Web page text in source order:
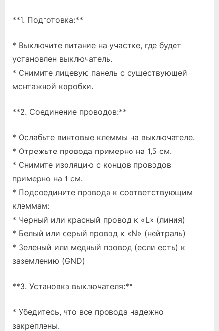
**1. Подготовка:**
* Выключите питание на участке, где будет
установлен выключатель.
* Снимите лицевую панель с существующей
монтажной коробки.
**2. Соединение проводов:**
* Ослабьте винтовые клеммы на выключателе.
* Отрежьте провода примерно на 1,5 см.
* Снимите изоляцию с концов проводов
примерно на 1 см.
* Подсоедините провода к соответствующим
клеммам:
* Черный или красный провод к «L» (линия)
* Белый или серый провод к «N» (нейтраль)
* Зеленый или медный провод (если есть) к
заземлению (GND)
**3. Установка выключателя:**
* Убедитесь, что все провода надежно
закреплены.